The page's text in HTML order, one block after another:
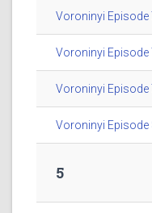
Voroninyi
Voroninyi
Voroninyi
Voroninyi
5